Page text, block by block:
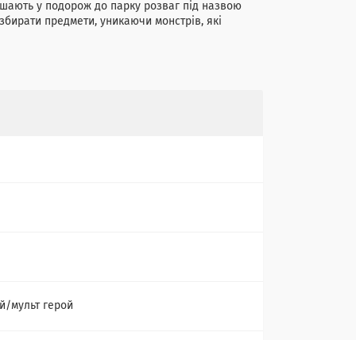
у подорож до парку розваг під назвою
предмети, уникаючи монстрів, які
мульт герой